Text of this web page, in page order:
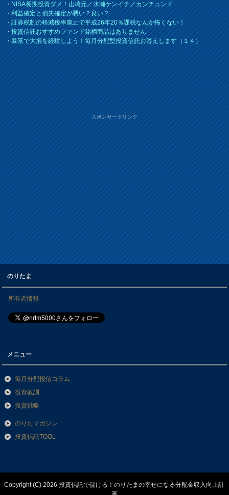
・NISA長期投資ダメ！山崎元／水瀬ケンイチ／カンチュンド
・利益確定と損失確定が悪い？良い？
・証券税制の軽減税率廃止で平成26年20％課税なんか怖くない！
・投資信託おすすめファンド銘柄商品はありません
・暴落で大損を経験しよう！毎月分配型投資信託お答えします（１４）
スポンサードリンク
のりたま
所有者情報
メニュー
毎月分配投信コラム
投資教訓
投資戦略
のりたマガジン
投資信託TOOL
Copyright (C) 2026 投資信託で儲ける！のりたまの幸せになる分配金収入向上計